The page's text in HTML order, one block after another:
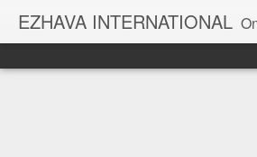
EZHAVA INTERNATIONAL Online